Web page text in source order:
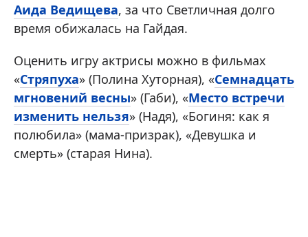
Аида Ведищева, за что Светличная долго
время обижалась на Гайдая.
Оценить игру актрисы можно в фильмах
«Стряпуха» (Полина Хуторная), «Семнадцать
мгновений весны» (Габи), «Место встречи
изменить нельзя» (Надя), «Богиня: как я
полюбила» (мама-призрак), «Девушка и
смерть» (старая Нина).